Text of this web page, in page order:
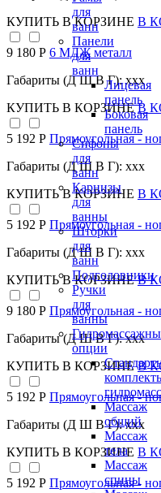
для
ванн
Панели
для
ванн
Лицевая
панель
Боковая
панель
Сифоны
для
ванн
Карнизы
для
ванны
Шторки
для
ванн
Подголовники
Ручки
для
ванны
опции
Массаж
общий
Массаж
тела
Массаж
спины
КУПИТЬ В КОРЗИНЕ В
9 180 Р 6 МДЖ металл
Габариты (Д Ш В Г): xxx
КУПИТЬ В КОРЗИНЕ В
5 192 Р Прямоугольная -
Габариты (Д Ш В Г): xxx
КУПИТЬ В КОРЗИНЕ В
5 192 Р Прямоугольная -
Габариты (Д Ш В Г): xxx
КУПИТЬ В КОРЗИНЕ В
9 180 Р Прямоугольная -
Габариты (Д Ш В Г): xxx
КУПИТЬ В КОРЗИНЕ В
5 192 Р Прямоугольная -
Габариты (Д Ш В Г): xxx
КУПИТЬ В КОРЗИНЕ В
5 192 Р Прямоугольная -